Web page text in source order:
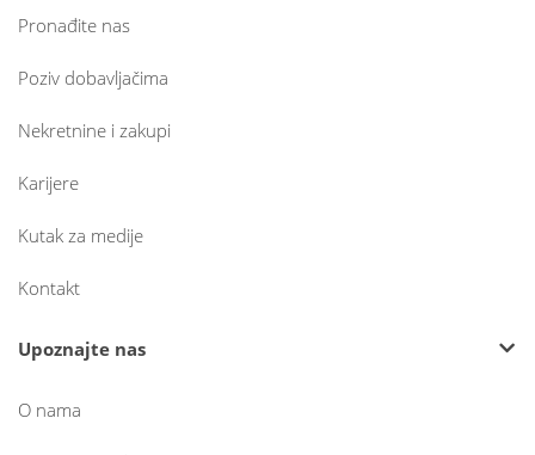
Pronađite nas
Poziv dobavljačima
Nekretnine i zakupi
Karijere
Kutak za medije
Kontakt
Upoznajte nas
O nama